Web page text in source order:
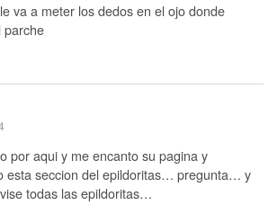
va a meter los dedos en el ojo donde
parche
por aqui y me encanto su pagina y
esta seccion del epildoritas… pregunta… y
todas las epildoritas…